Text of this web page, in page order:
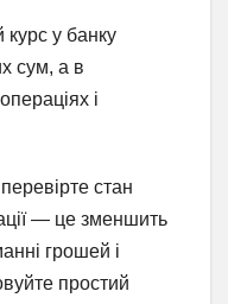
курс у банку
сум, а в
і
стан
— це зменшить
грошей і
простий